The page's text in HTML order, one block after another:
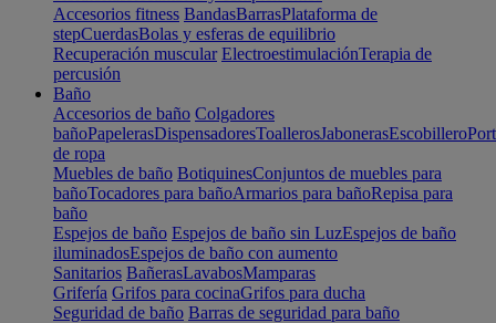
Accesorios fitness BandasBarrasPlataforma de
stepCuerdasBolas y esferas de equilibrio
Recuperación muscular ElectroestimulaciónTerapia de
percusión
Baño
Accesorios de baño Colgadores
bañoPapelerasDispensadoresToallerosJabonerasEscobillero
de ropa
Muebles de baño BotiquinesConjuntos de muebles para
bañoTocadores para bañoArmarios para bañoRepisa para
baño
Espejos de baño Espejos de baño sin LuzEspejos de baño
iluminadosEspejos de baño con aumento
Sanitarios BañerasLavabosMamparas
Grifería Grifos para cocinaGrifos para ducha
Seguridad de baño Barras de seguridad para baño